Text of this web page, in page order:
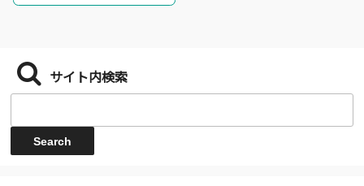
サイト内検索